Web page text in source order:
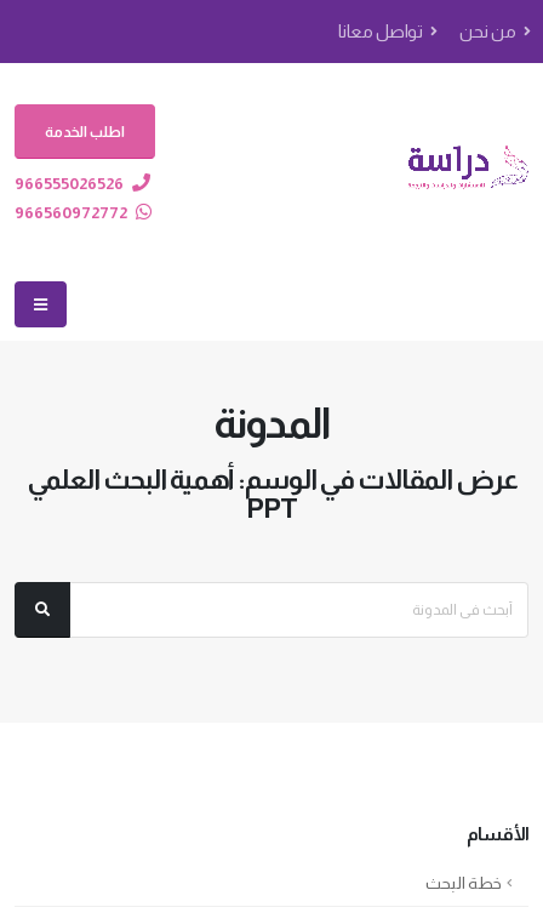
من نحن تواصل معانا
اطلب الخدمة
966555026526
966560972772
المدونة
عرض المقالات في الوسم: أهمية البحث العلمي
PPT
الأقسام
خطة البحث